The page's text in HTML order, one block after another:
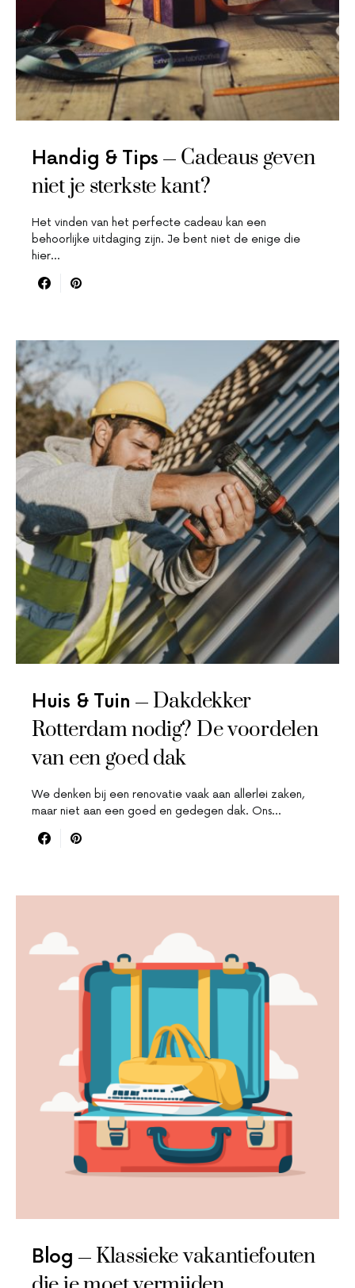
Handig & Tips
Cadeaus geven
niet je sterkste kant?
Het vinden van het perfecte cadeau kan een
behoorlijke uitdaging zijn. Je bent niet de enige die
hier…
Huis & Tuin
Dakdekker
Rotterdam nodig? De voordelen
van een goed dak
We denken bij een renovatie vaak aan allerlei zaken,
maar niet aan een goed en gedegen dak. Ons…
Blog
Klassieke vakantiefouten